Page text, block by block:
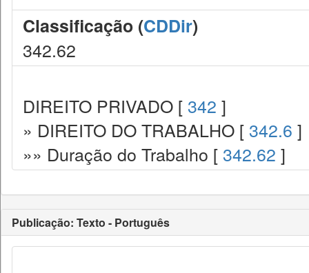
Classificação (CDDir)
342.62
DIREITO PRIVADO [ 342 ]
» DIREITO DO TRABALHO [ 342.6 ]
»» Duração do Trabalho [ 342.62 ]
Publicação: Texto - Português